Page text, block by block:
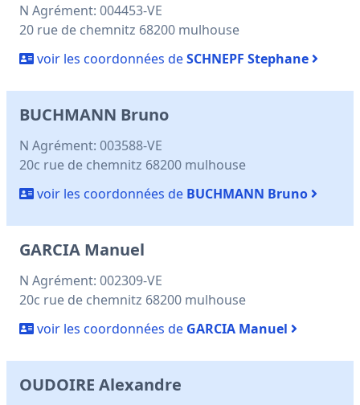
N Agrément: 004453-VE
20 rue de chemnitz 68200 mulhouse
voir les coordonnées deSCHNEPF Stephane
BUCHMANN Bruno
N Agrément: 003588-VE
20c rue de chemnitz 68200 mulhouse
voir les coordonnées de BUCHMANN Bruno
GARCIA Manuel
N Agrément: 002309-VE
20c rue de chemnitz 68200 mulhouse
voir les coordonnées de GARCIA Manuel
OUDOIRE Alexandre